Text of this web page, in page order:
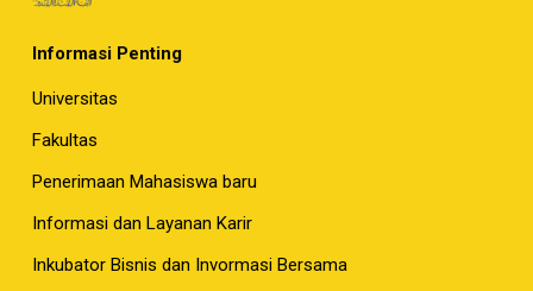
Informasi Penting
Universitas
Fakultas
Penerimaan Mahasiswa baru
Informasi dan Layanan Karir
Inkubator Bisnis dan Invormasi Bersama